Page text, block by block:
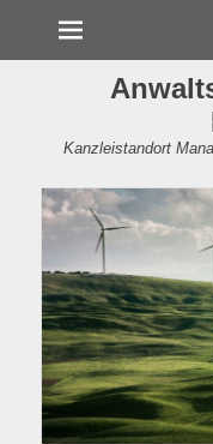
Kanzleistandort